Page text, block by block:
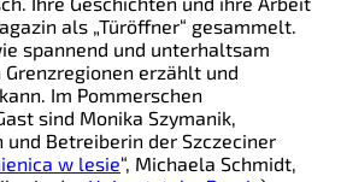
als „Türöffner“ gesammelt.
spannend und unterhaltsam
erzählt und
Im Pommerschen
sind Monika Szymanik,
Betreiberin der Szczeciner
w lesie“, Michaela Schmidt,